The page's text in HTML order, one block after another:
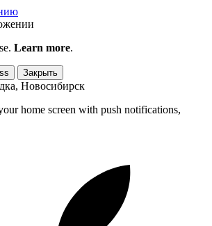
Learn more.
Закрыть
Новосибирск
home screen with push notifications,